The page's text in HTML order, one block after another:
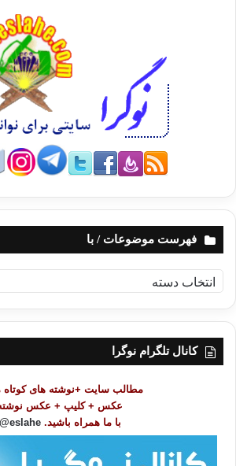
فهرست موضوعات / با
ه
ر
کانال تلگرام نوگرا
مطالب سایت +نوشته های کوتاه
عکس + کلیپ + عکس
با ما همراه باشید. eslahe@